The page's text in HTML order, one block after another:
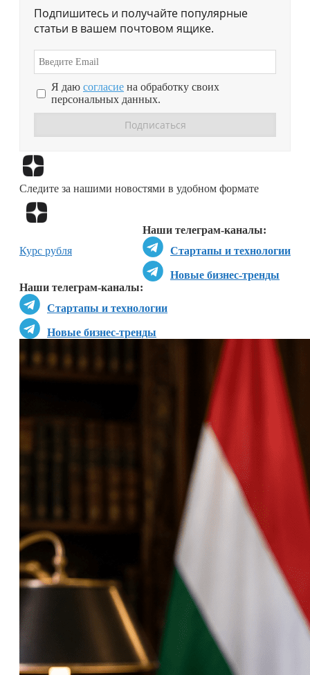
Подпишитесь и получайте популярные
статьи в вашем почтовом ящике.
Я даю согласие на обработку своих
персональных данных.
Следите за нашими новостями в удобном формате
Наши телеграм-каналы:
Стартапы и технологии
Новые бизнес-тренды
Наши телеграм-каналы:
Стартапы и технологии
Новые бизнес-тренды
Курс рубля